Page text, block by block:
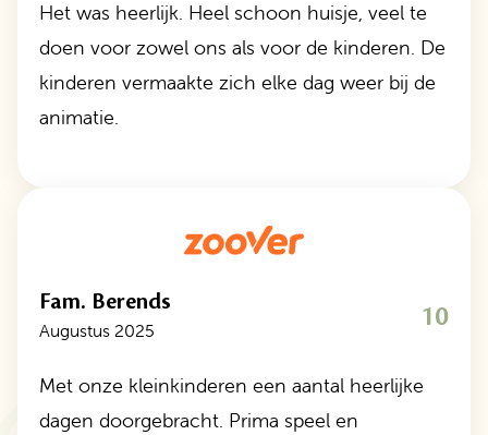
Het was heerlijk. Heel schoon huisje, veel te
doen voor zowel ons als voor de kinderen. De
kinderen vermaakte zich elke dag weer bij de
animatie.
Fam. Berends
Augustus 2025 10
Met onze kleinkinderen een aantal heerlijke
dagen doorgebracht. Prima speel en